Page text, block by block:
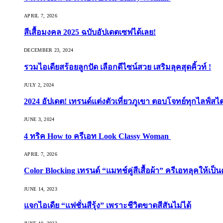
APRIL 7, 2026
สีเสื้อมงคล 2025 ฉบับอัปเดตเซฟได้เลย!
DECEMBER 23, 2024
รวมไอเดียสร้อยลูกปัด เลือกดีไซน์สวย เสริมลุคสุดคิ้วท์ !
JULY 2, 2024
2024 อัปเดต! เทรนด์แต่งตัวเที่ยวภูเขา ตอบโจทย์ทุกไลฟ์สไ
JUNE 3, 2024
4 ทริค How to ครีเอท Look Classy Woman
APRIL 7, 2026
Color Blocking เทรนด์ “แมทช์คู่สีเสื้อผ้า” ครีเอทลุคให้เป็น
JUNE 14, 2023
แจกไอเดีย “แฟชั่นสีรุ้ง” เพราะชีวิตขาดสีสันไม่ได้